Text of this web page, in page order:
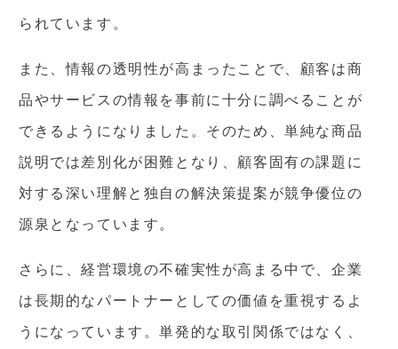
られています。
また、情報の透明性が高まったことで、顧客は商
品やサービスの情報を事前に十分に調べることが
できるようになりました。そのため、単純な商品
説明では差別化が困難となり、顧客固有の課題に
対する深い理解と独自の解決策提案が競争優位の
源泉となっています。
さらに、経営環境の不確実性が高まる中で、企業
は長期的なパートナーとしての価値を重視するよ
うになっています。単発的な取引関係ではなく、